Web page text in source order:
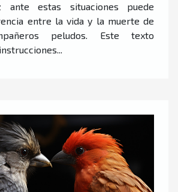
ante estas situaciones puede
entre la vida y la muerte de
peludos. Este texto